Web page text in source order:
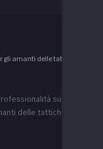
gli amanti delle tattiche
sui
delle tattiche